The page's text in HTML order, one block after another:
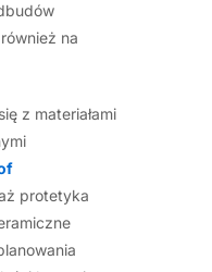
na
z materiałami
protetyka